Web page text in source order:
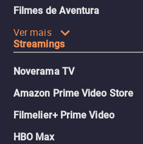
Filmes de Aventura
Ver mais
Streamings
Noverama TV
Amazon Prime Video Store
Filmelier+ Prime Video
HBO Max